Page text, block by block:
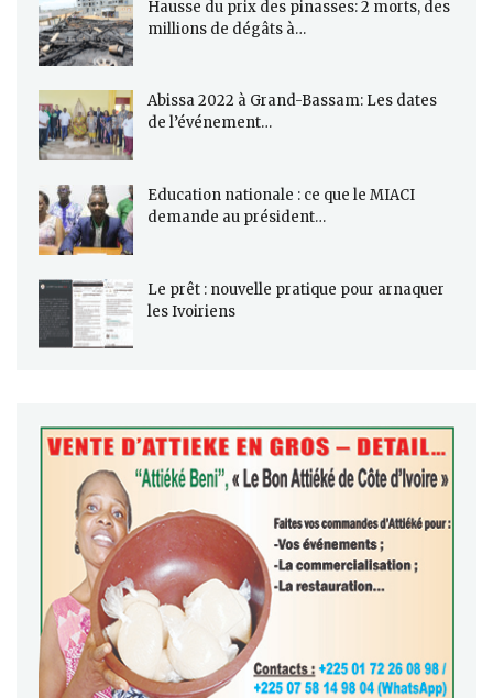
Hausse du prix des pinasses: 2 morts, des
millions de dégâts à…
Abissa 2022 à Grand-Bassam: Les dates
de l’événement…
Education nationale : ce que le MIACI
demande au président…
Le prêt : nouvelle pratique pour arnaquer
les Ivoiriens